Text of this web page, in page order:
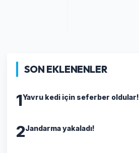
SON EKLENENLER
1Yavru kedi için seferber oldular!
2Jandarma yakaladı!